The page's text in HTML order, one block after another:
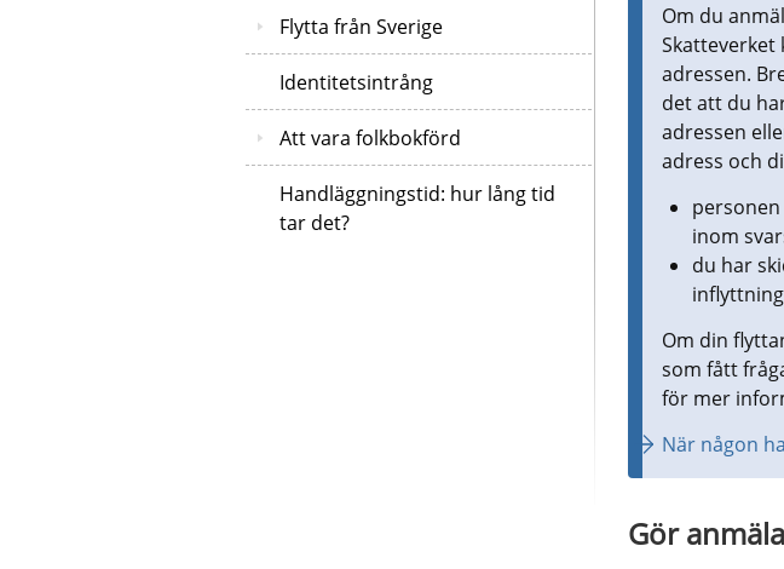
Flytta från Sverige
Identitetsintrång
Att vara folkbokförd
Handläggningstid: hur lång tid
tar det?
Om du
adressen.
det att du
adressen
adress och
inom
du har
Om din
som fått
för mer
När någon
Gör